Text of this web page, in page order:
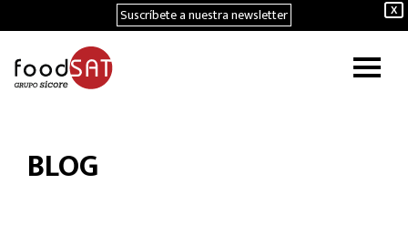
X
Suscríbete a nuestra newsletter
BLOG